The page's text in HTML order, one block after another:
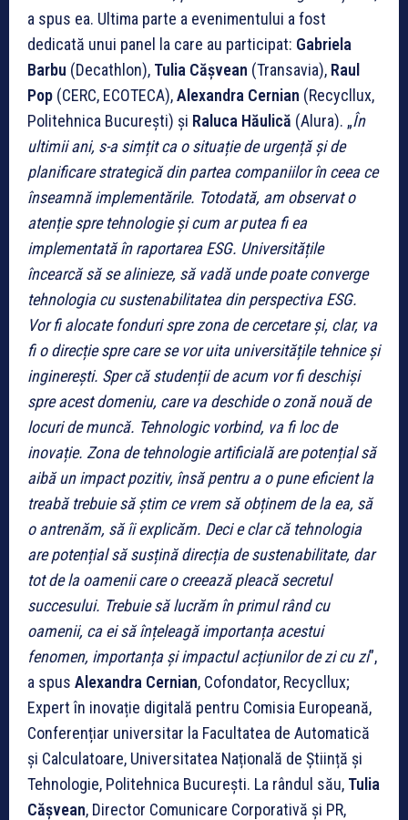
a spus ea. Ultima parte a evenimentului a fost
dedicată unui panel la care au participat: Gabriela
Barbu (Decathlon), Tulia Cășvean (Transavia), Raul
Pop (CERC, ECOTECA),Alexandra Cernian (Recycllux,
Politehnica București) și Raluca Hăulică (Alura). „În
ultimii ani, s-a simțit ca o situație de urgență și de
planificare strategică din partea companiilor în ceea ce
înseamnă implementările. Totodată, am observat o
atenție spre tehnologie și cum ar putea fi ea
implementată în raportarea ESG. Universitățile
încearcă să se alinieze, să vadă unde poate converge
tehnologia cu sustenabilitatea din perspectiva ESG.
Vor fi alocate fonduri spre zona de cercetare și, clar, va
fi o direcție spre care se vor uita universitățile tehnice și
inginerești. Sper că studenții de acum vor fi deschiși
spre acest domeniu, care va deschide o zonă nouă de
locuri de muncă. Tehnologic vorbind, va fi loc de
inovație. Zona de tehnologie artificială are potențial să
aibă un impact pozitiv, însă pentru a o pune eficient la
treabă trebuie să știm ce vrem să obținem de la ea, să
o antrenăm, să îi explicăm. Deci e clar că tehnologia
are potențial să susțină direcția de sustenabilitate, dar
tot de la oamenii care o creează pleacă secretul
succesului. Trebuie să lucrăm în primul rând cu
oamenii, ca ei să înțeleagă importanța acestui
fenomen, importanța și impactul acțiunilor de zi cu zi”,
a spus Alexandra Cernian, Cofondator, Recycllux;
Expert în inovație digitală pentru Comisia Europeană,
Conferențiar universitar la Facultatea de Automatică
și Calculatoare, Universitatea Națională de Știință și
Tehnologie, Politehnica București. La rândul său, Tulia
Cășvean, Director Comunicare Corporativă și PR,